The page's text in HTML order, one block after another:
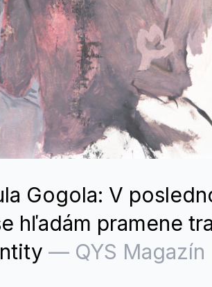
Gogola: V
hľadám pramene
— QYS Magazín